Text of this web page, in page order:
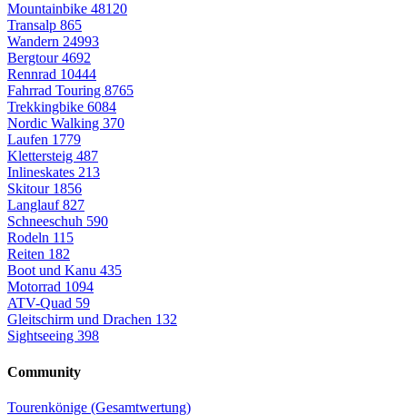
Mountainbike 48120
Transalp 865
Wandern 24993
Bergtour4692
Rennrad 10444
Fahrrad Touring 8765
Trekkingbike 6084
Nordic Walking 370
Laufen 1779
Klettersteig 487
Inlineskates 213
Skitour 1856
Langlauf827
Schneeschuh 590
Rodeln 115
Reiten 182
Boot und Kanu 435
Motorrad 1094
ATV-Quad 59
Gleitschirm und Drachen 132
Sightseeing 398
Community
Tourenkönige (Gesamtwertung)